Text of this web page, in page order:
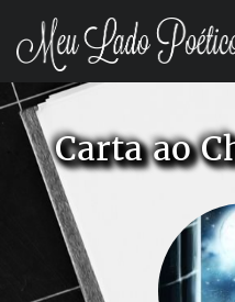
REGISTRO
POETAS
Carta ao